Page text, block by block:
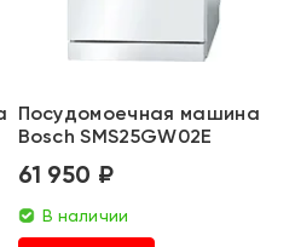
Посудомоечная машина
Bosch SMS25GW02E
61 950 ₽
В наличии